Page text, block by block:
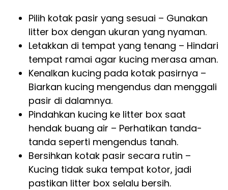
Pilih kotak pasir yang sesuai – Gunakan
litter box dengan ukuran yang nyaman.
Letakkan di tempat yang tenang – Hindari
tempat ramai agar kucing merasa aman.
Kenalkan kucing pada kotak pasirnya –
Biarkan kucing mengendus dan menggali
pasir di dalamnya.
Pindahkan kucing ke litter box saat
hendak buang air – Perhatikan tanda-
tanda seperti mengendus tanah.
Bersihkan kotak pasir secara rutin –
Kucing tidak suka tempat kotor, jadi
pastikan litter box selalu bersih.